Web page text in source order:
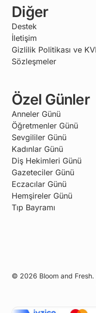
Diğer
Destek
İletişim
Gizlilik Politikası ve
Sözleşmeler
Özel Günler
Anneler Günü
Öğretmenler Günü
Sevgililer Günü
Kadınlar Günü
Diş Hekimleri Günü
Gazeteciler Günü
Eczacılar Günü
Hemşireler Günü
Tıp Bayramı
© 2026 Bloom and Fresh.